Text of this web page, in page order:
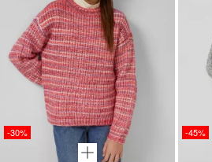
-30% -45%